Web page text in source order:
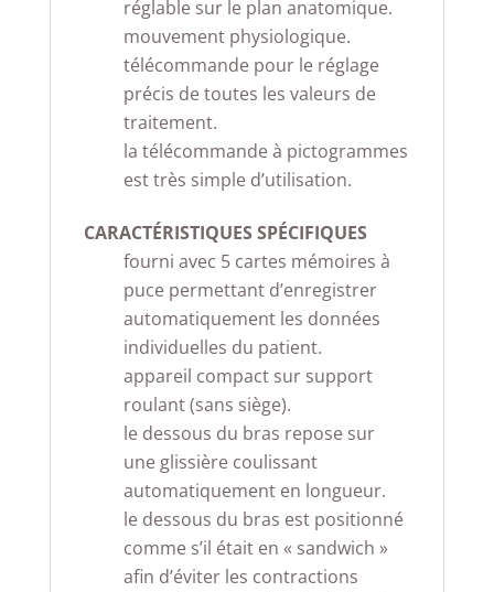
réglable sur le plan anatomique.
mouvement physiologique.
télécommande pour le réglage
précis de toutes les valeurs de
traitement.
la télécommande à pictogrammes
est très simple d’utilisation.
CARACTÉRISTIQUES SPÉCIFIQUES
fourni avec 5 cartes mémoires à
puce permettant d’enregistrer
automatiquement les données
individuelles du patient.
appareil compact sur support
roulant (sans siège).
le dessous du bras repose sur
une glissière coulissant
automatiquement en longueur.
le dessous du bras est positionné
comme s’il était en « sandwich »
afin d’éviter les contractions